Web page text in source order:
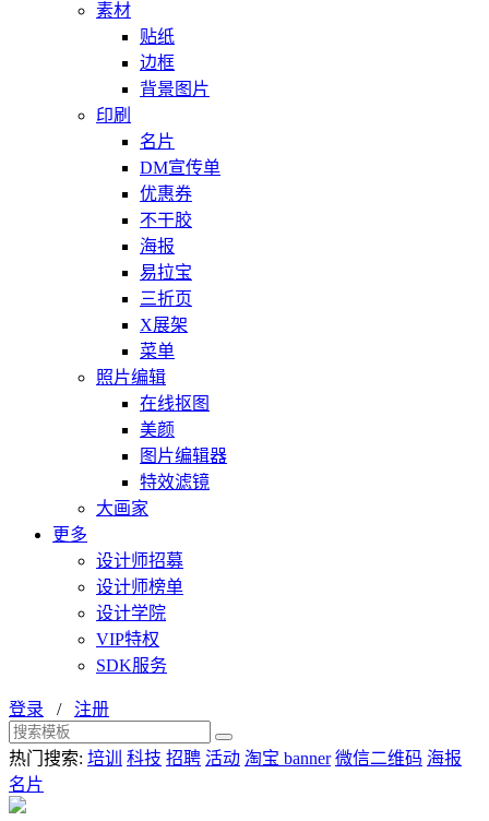
素材
贴纸
边框
背景图片
印刷
名片
DM宣传单
优惠券
不干胶
海报
易拉宝
三折页
X展架
菜单
照片编辑
在线抠图
美颜
图片编辑器
特效滤镜
大画家
更多
设计师招募
设计师榜单
设计学院
VIP特权
SDK服务
登录 / 注册
热门搜索: 培训 科技 招聘 活动 淘宝 banner 微信二维码 海报
名片